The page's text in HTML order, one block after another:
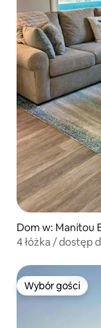
Dom w: Manitou
4 łóżka / dostęp
Wybór gości
Wybór gości